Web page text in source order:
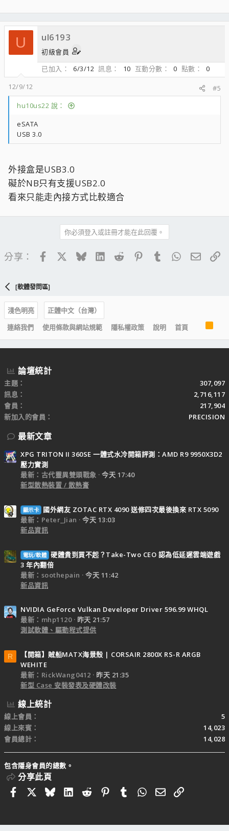
U ul6193
初級會員
已加入
6/3/12 訊息 10 互動分數 0 點數
0
12/9/12
#5
hu10us22 說：
eSATA
USB 3.0
外接盒是USB3.0
礙於NB只有支援USB2.0
看來只能走內接方式比較適合
你必須登入或註冊才能在此回覆。
分享： FacebookBlueskyLinkedIn
Reddit PinterestTumblrWhatsApp
電子
[軟體發問區]
淺色明亮
正體中文（台灣）
連絡我們
使用條款與網站規範 隱私權政策 說明 首頁
R
S
S
論壇統計
主題
307,097
訊息
2,716,117
會員
217,904
新加入的會員
PRECISION
最新文章
XPG TRITON II 360SE 一體式水冷開箱評測：AMD R9 9950X3D2
壓力實測
最新：古代靈異雙頭戰象
今天 17:40
新型散熱裝置 / 散熱膏
顯示卡
國外網友 ZOTAC RTX 4090 送修四次最後換來 RTX 5090
最新：Peter_Jian
今天 13:03
新品資訊
電玩/軟體 硬體貴到買不起？Take-Two CEO 認為低延遲雲端遊戲
3 年內翻倍
最新：soothepain
今天 11:42
新品資訊
NVIDIA GeForce Vulkan Developer Driver 596.99 WHQL
最新：mhp1120
昨天 21:57
測試軟體、驅動程式提供
R
【開箱】賊船MATX海景殼 | CORSAIR 2800X RS-R ARGB
WEHITE
最新：RickWang0412
昨天 21:35
新型 Case 安裝發表及硬體改裝
線上統計
線上會員
5
線上來賓
14,023
會員總計
14,028
包含隱身會員的總數。
分享此頁
FacebookBlueskyLinkedIn
RedditPinterestTumblrWhatsApp
電子郵件
連結